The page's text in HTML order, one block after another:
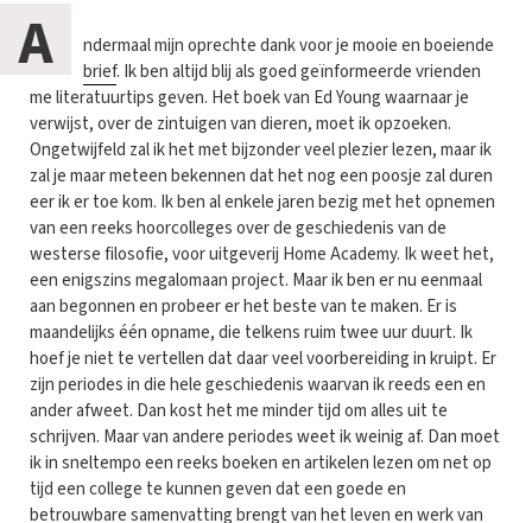
A
ndermaal mijn oprechte dank voor je mooie en boeiende
brief. Ik ben altijd blij als goed geïnformeerde vrienden
me literatuurtips geven. Het boek van Ed Young waarnaar je
verwijst, over de zintuigen van dieren, moet ik opzoeken.
Ongetwijfeld zal ik het met bijzonder veel plezier lezen, maar ik
zal je maar meteen bekennen dat het nog een poosje zal duren
eer ik er toe kom. Ik ben al enkele jaren bezig met het opnemen
van een reeks hoorcolleges over de geschiedenis van de
westerse filosofie, voor uitgeverij Home Academy. Ik weet het,
een enigszins megalomaan project. Maar ik ben er nu eenmaal
aan begonnen en probeer er het beste van te maken. Er is
maandelijks één opname, die telkens ruim twee uur duurt. Ik
hoef je niet te vertellen dat daar veel voorbereiding in kruipt. Er
zijn periodes in die hele geschiedenis waarvan ik reeds een en
ander afweet. Dan kost het me minder tijd om alles uit te
schrijven. Maar van andere periodes weet ik weinig af. Dan moet
ik in sneltempo een reeks boeken en artikelen lezen om net op
tijd een college te kunnen geven dat een goede en
betrouwbare samenvatting brengt van het leven en werk van